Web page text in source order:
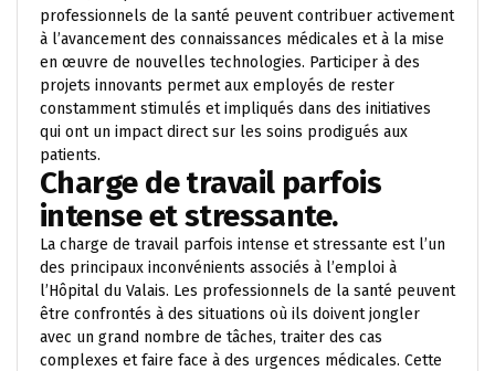
professionnels de la santé peuvent contribuer activement
à l’avancement des connaissances médicales et à la mise
en œuvre de nouvelles technologies. Participer à des
projets innovants permet aux employés de rester
constamment stimulés et impliqués dans des initiatives
qui ont un impact direct sur les soins prodigués aux
patients.
Charge de travail parfois
intense et stressante.
La charge de travail parfois intense et stressante est l’un
des principaux inconvénients associés à l’emploi à
l’Hôpital du Valais. Les professionnels de la santé peuvent
être confrontés à des situations où ils doivent jongler
avec un grand nombre de tâches, traiter des cas
complexes et faire face à des urgences médicales. Cette